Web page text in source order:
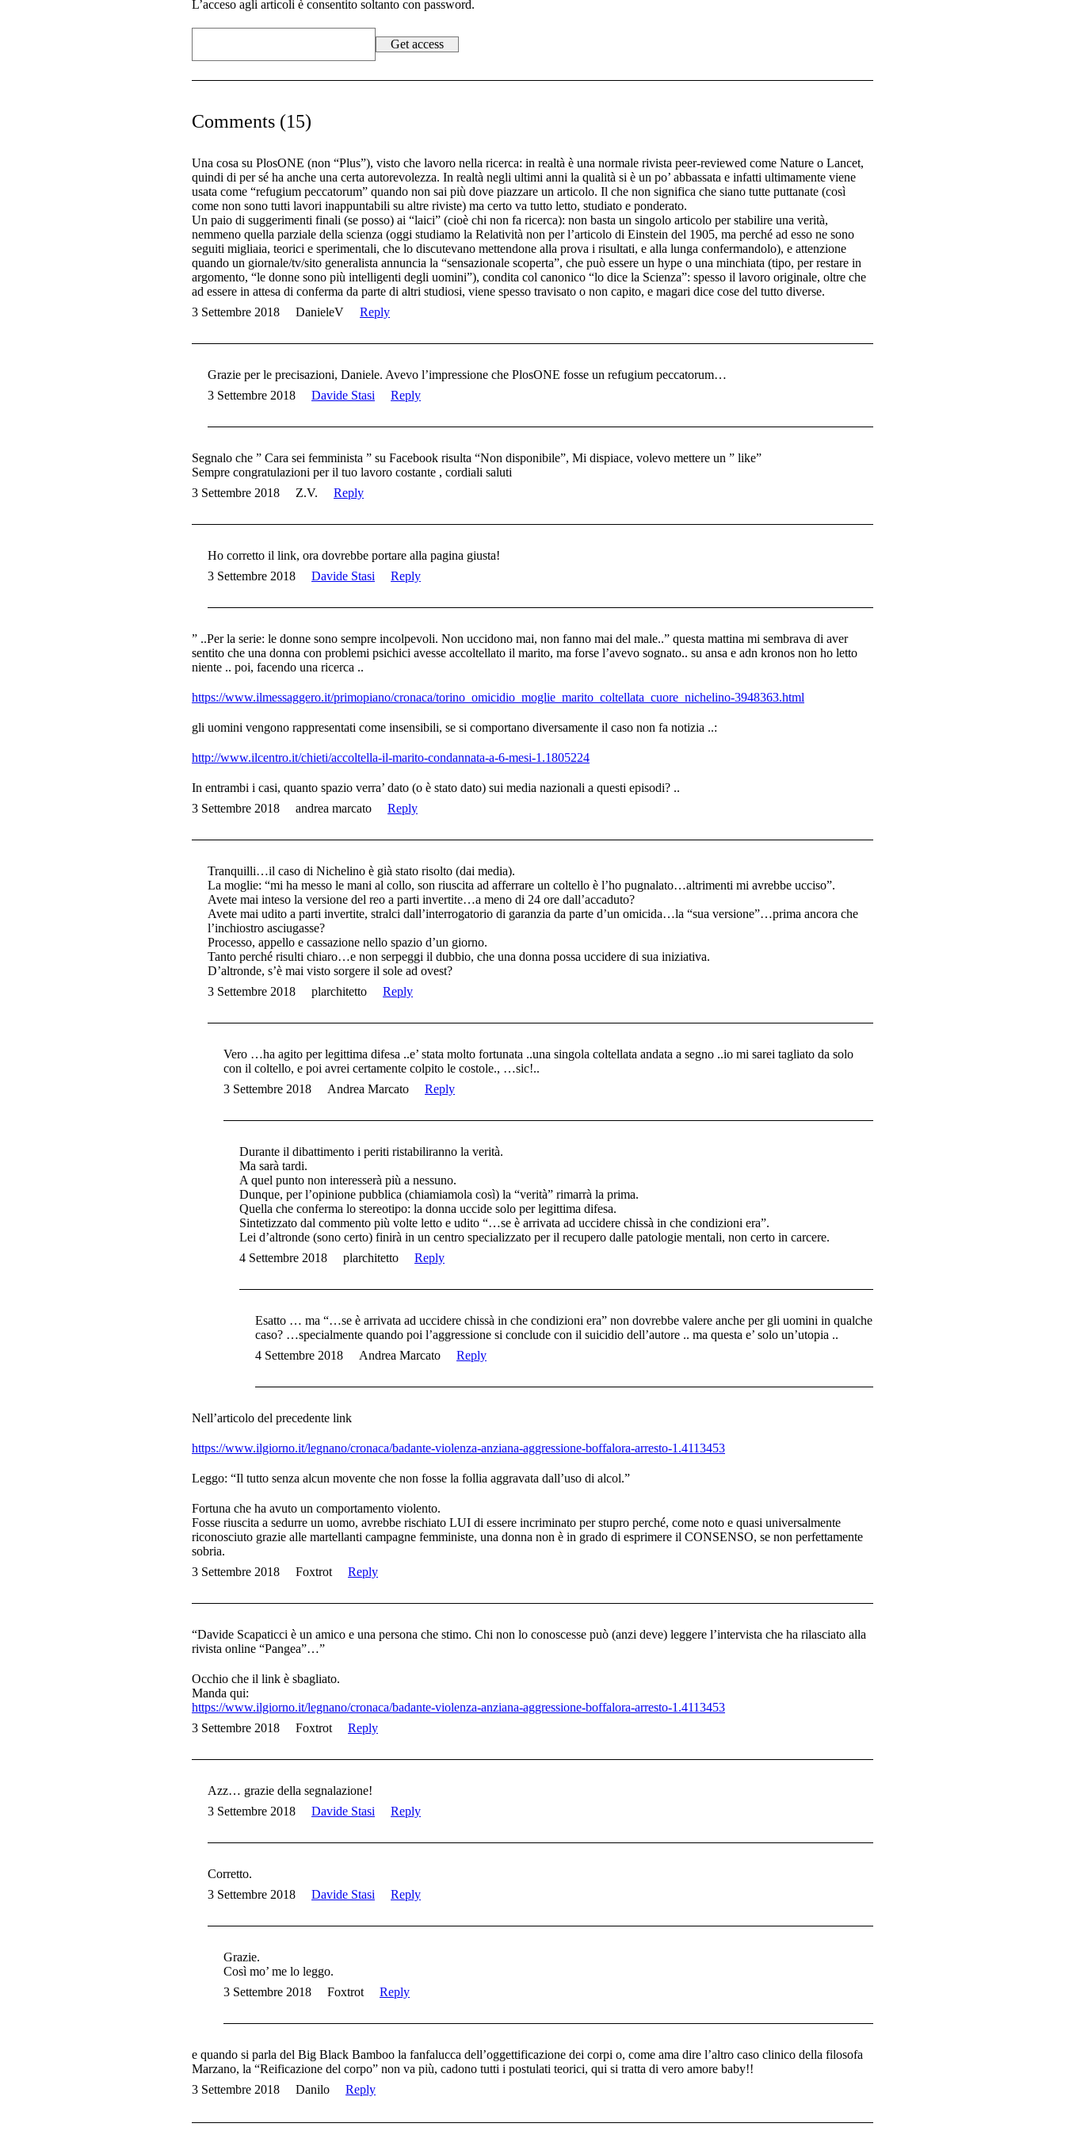
L’acceso agli articoli è consentito soltanto con password.
Comments (15)
Una cosa su PlosONE (non “Plus”), visto che lavoro nella ricerca: in realtà è una normale rivista peer-reviewed come Nature o Lancet,
quindi di per sé ha anche una certa autorevolezza. In realtà negli ultimi anni la qualità si è un po’ abbassata e infatti ultimamente viene
usata come “refugium peccatorum” quando non sai più dove piazzare un articolo. Il che non significa che siano tutte puttanate (così
come non sono tutti lavori inappuntabili su altre riviste) ma certo va tutto letto, studiato e ponderato.
Un paio di suggerimenti finali (se posso) ai “laici” (cioè chi non fa ricerca): non basta un singolo articolo per stabilire una verità,
nemmeno quella parziale della scienza (oggi studiamo la Relatività non per l’articolo di Einstein del 1905, ma perché ad esso ne sono
seguiti migliaia, teorici e sperimentali, che lo discutevano mettendone alla prova i risultati, e alla lunga confermandolo), e attenzione
quando un giornale/tv/sito generalista annuncia la “sensazionale scoperta”, che può essere un hype o una minchiata (tipo, per restare in
argomento, “le donne sono più intelligenti degli uomini”), condita col canonico “lo dice la Scienza”: spesso il lavoro originale, oltre che
ad essere in attesa di conferma da parte di altri studiosi, viene spesso travisato o non capito, e magari dice cose del tutto diverse.
3 Settembre 2018
DanieleV Reply
Grazie per le precisazioni, Daniele. Avevo l’impressione che PlosONE fosse un refugium peccatorum…
3 Settembre 2018
Davide Stasi Reply
Segnalo che ” Cara sei femminista ” su Facebook risulta “Non disponibile”, Mi dispiace, volevo mettere un ” like”
Sempre congratulazioni per il tuo lavoro costante , cordiali saluti
3 Settembre 2018
Z.V. Reply
Ho corretto il link, ora dovrebbe portare alla pagina giusta!
3 Settembre 2018
Davide Stasi Reply
” ..Per la serie: le donne sono sempre incolpevoli. Non uccidono mai, non fanno mai del male..” questa mattina mi sembrava di aver
sentito che una donna con problemi psichici avesse accoltellato il marito, ma forse l’avevo sognato.. su ansa e adn kronos non ho letto
niente .. poi, facendo una ricerca ..
https://www.ilmessaggero.it/primopiano/cronaca/torino_omicidio_moglie_marito_coltellata_cuore_nichelino-3948363.html
gli uomini vengono rappresentati come insensibili, se si comportano diversamente il caso non fa notizia ..:
http://www.ilcentro.it/chieti/accoltella-il-marito-condannata-a-6-mesi-1.1805224
In entrambi i casi, quanto spazio verra’ dato (o è stato dato) sui media nazionali a questi episodi? ..
3 Settembre 2018
andrea marcato Reply
Tranquilli…il caso di Nichelino è già stato risolto (dai media).
La moglie: “mi ha messo le mani al collo, son riuscita ad afferrare un coltello è l’ho pugnalato…altrimenti mi avrebbe ucciso”.
Avete mai inteso la versione del reo a parti invertite…a meno di 24 ore dall’accaduto?
Avete mai udito a parti invertite, stralci dall’interrogatorio di garanzia da parte d’un omicida…la “sua versione”…prima ancora che
l’inchiostro asciugasse?
Processo, appello e cassazione nello spazio d’un giorno.
Tanto perché risulti chiaro…e non serpeggi il dubbio, che una donna possa uccidere di sua iniziativa.
D’altronde, s’è mai visto sorgere il sole ad ovest?
3 Settembre 2018
plarchitetto Reply
Vero …ha agito per legittima difesa ..e’ stata molto fortunata ..una singola coltellata andata a segno ..io mi sarei tagliato da solo
con il coltello, e poi avrei certamente colpito le costole., …sic!..
3 Settembre 2018
Andrea Marcato Reply
Durante il dibattimento i periti ristabiliranno la verità.
Ma sarà tardi.
A quel punto non interesserà più a nessuno.
Dunque, per l’opinione pubblica (chiamiamola così) la “verità” rimarrà la prima.
Quella che conferma lo stereotipo: la donna uccide solo per legittima difesa.
Sintetizzato dal commento più volte letto e udito “…se è arrivata ad uccidere chissà in che condizioni era”.
Lei d’altronde (sono certo) finirà in un centro specializzato per il recupero dalle patologie mentali, non certo in carcere.
4 Settembre 2018
plarchitetto Reply
Esatto … ma “…se è arrivata ad uccidere chissà in che condizioni era” non dovrebbe valere anche per gli uomini in qualche
caso? …specialmente quando poi l’aggressione si conclude con il suicidio dell’autore .. ma questa e’ solo un’utopia ..
4 Settembre 2018
Andrea Marcato Reply
Nell’articolo del precedente link
https://www.ilgiorno.it/legnano/cronaca/badante-violenza-anziana-aggressione-boffalora-arresto-1.4113453
Leggo: “Il tutto senza alcun movente che non fosse la follia aggravata dall’uso di alcol.”
Fortuna che ha avuto un comportamento violento.
Fosse riuscita a sedurre un uomo, avrebbe rischiato LUI di essere incriminato per stupro perché, come noto e quasi universalmente
riconosciuto grazie alle martellanti campagne femministe, una donna non è in grado di esprimere il CONSENSO, se non perfettamente
sobria.
3 Settembre 2018
Foxtrot Reply
“Davide Scapaticci è un amico e una persona che stimo. Chi non lo conoscesse può (anzi deve) leggere l’intervista che ha rilasciato alla
rivista online “Pangea”…”
Occhio che il link è sbagliato.
Manda qui:
https://www.ilgiorno.it/legnano/cronaca/badante-violenza-anziana-aggressione-boffalora-arresto-1.4113453
3 Settembre 2018
Foxtrot Reply
Azz… grazie della segnalazione!
3 Settembre 2018
Davide Stasi Reply
Corretto.
3 Settembre 2018
Davide Stasi Reply
Grazie.
Così mo’ me lo leggo.
3 Settembre 2018
Foxtrot Reply
e quando si parla del Big Black Bamboo la fanfalucca dell’oggettificazione dei corpi o, come ama dire l’altro caso clinico della filosofa
Marzano, la “Reificazione del corpo” non va più, cadono tutti i postulati teorici, qui si tratta di vero amore baby!!
3 Settembre 2018
Danilo Reply